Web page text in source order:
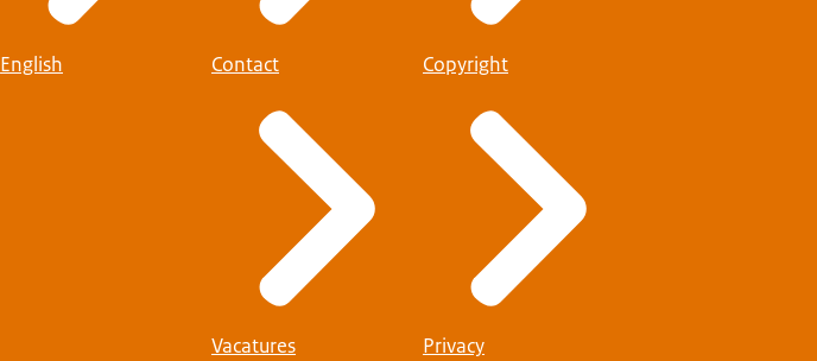
English Contact
Vacatures
Copyright
Privacy